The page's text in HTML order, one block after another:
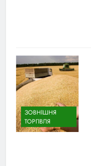
ЗОВНІШНЯ
ТОРГІВЛЯ